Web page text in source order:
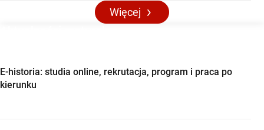
Więcej
E-historia: studia online, rekrutacja, program i praca po
kierunku